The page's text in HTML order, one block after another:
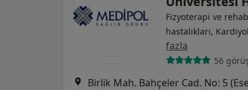
Fizyoterapi ve
hastalıkları,
fazla
56